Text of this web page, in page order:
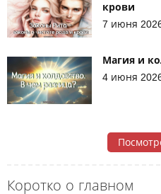
Коротко о главном
крови
7 июня
Магия и
4 июня